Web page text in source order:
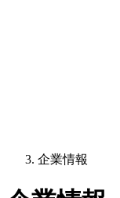
企業情報